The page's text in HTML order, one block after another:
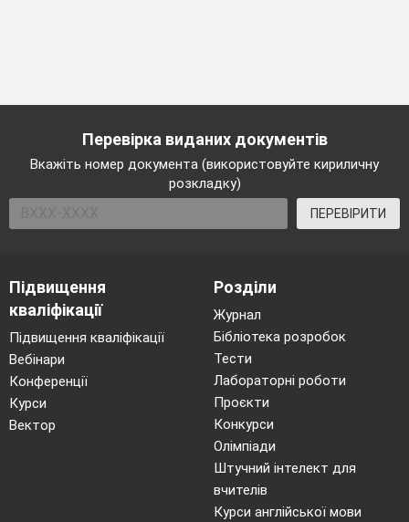
Перевірка виданих документів
Вкажіть номер документа (використовуйте кириличну
розкладку)
ПЕРЕВІРИТИ
Підвищення
кваліфікації
Підвищення кваліфікації
Вебінари
Конференції
Курси
Вектор
Розділи
Журнал
Бібліотека розробок
Тести
Лабораторні роботи
Проєкти
Конкурси
Олімпіади
Штучний інтелект для
вчителів
Курси англійської мови